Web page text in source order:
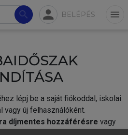
search person BELÉPÉS menu
lépj be a saját fiókoddal, iskolai
vagy új felhasználóként.
díjmentes hozzáférésre vagy